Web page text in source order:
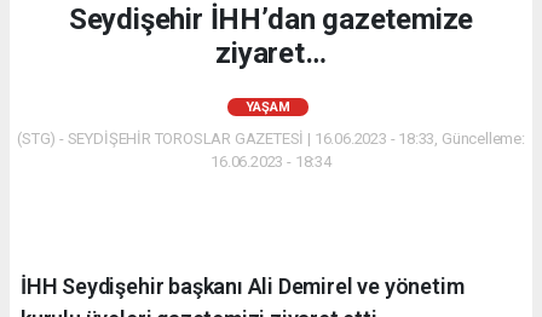
Seydişehir İHH’dan gazetemize
ziyaret…
YAŞAM
(STG) - SEYDİŞEHİR TOROSLAR GAZETESİ | 16.06.2023 - 18:33, Güncelleme:
16.06.2023 - 18:34
İHH Seydişehir başkanı Ali Demirel ve yönetim